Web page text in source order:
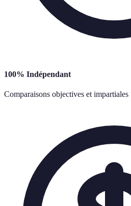
100% Indépendant
Comparaisons objectives et impartiales